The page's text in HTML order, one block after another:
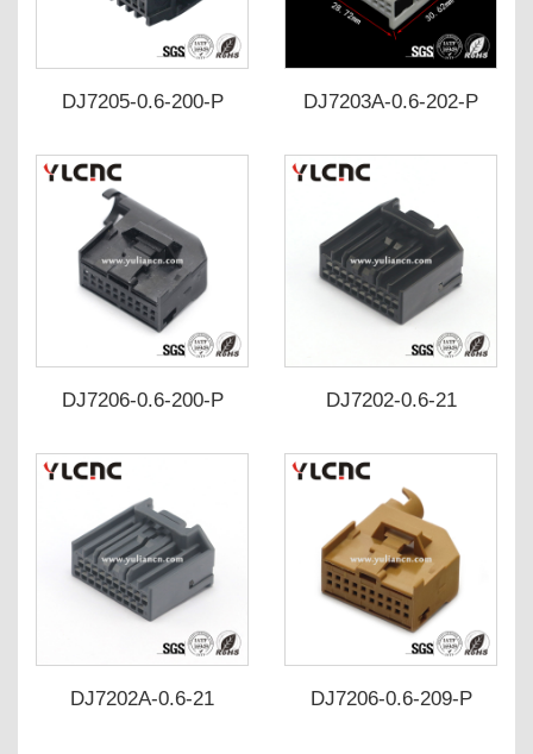
DJ7205-0.6-200-P DJ7203A-0.6-202-P
DJ7206-0.6-200-P DJ7202-0.6-21
DJ7202A-0.6-21 DJ7206-0.6-209-P